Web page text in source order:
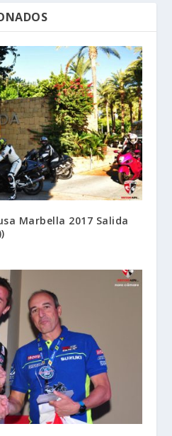
Marbella 2017 Salida